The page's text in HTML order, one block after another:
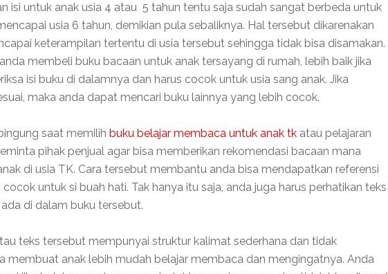
isi untuk anak usia 4 atau 5 tahun tentu saja sudah sangat berbeda untuk
usia 6 tahun, demikian pula sebaliknya. Hal tersebut dikarenakan
keterampilan tertentu di usia tersebut sehingga tidak bisa disamakan.
membeli buku bacaan untuk anak tersayang di rumah, lebih baik jika
isi buku di dalamnya dan harus cocok untuk usia sang anak. Jika
maka anda dapat mencari buku lainnya yang lebih cocok.
saat memilih buku belajar membaca untuk anak tk atau pelajaran
pihak penjual agar bisa memberikan rekomendasi bacaan mana
di usia TK. Cara tersebut membantu anda bisa mendapatkan referensi
untuk si buah hati. Tak hanya itu saja, anda juga harus perhatikan teks
di dalam buku tersebut.
teks tersebut mempunyai struktur kalimat sederhana dan tidak
membuat anak lebih mudah belajar membaca dan mengingatnya. Anda